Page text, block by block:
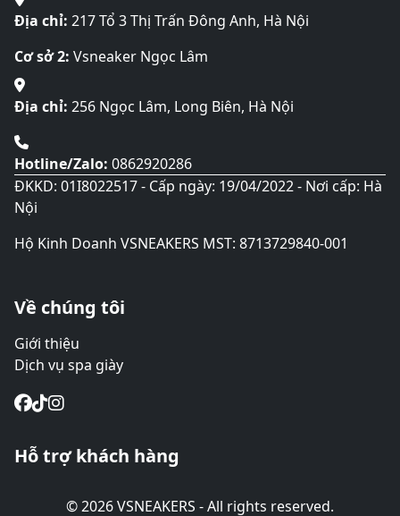
Địa chỉ: 217 Tổ 3 Thị Trấn Đông Anh, Hà Nội
Cơ sở 2: Vsneaker Ngọc Lâm
Địa chỉ: 256 Ngọc Lâm, Long Biên, Hà Nội
Hotline/Zalo: 0862920286
ĐKKD: 01I8022517 - Cấp ngày: 19/04/2022 - Nơi cấp: Hà
Nội
Hộ Kinh Doanh VSNEAKERS MST: 8713729840-001
Về chúng tôi
Giới thiệu
Dịch vụ spa giày
Hỗ trợ khách hàng
© 2026 VSNEAKERS - All rights reserved.